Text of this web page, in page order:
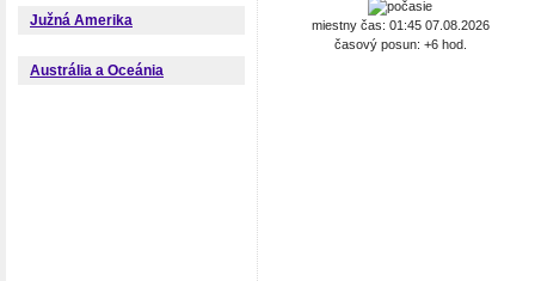
Južná Amerika
Austrália a Oceánia
miestny čas: 01:45 07.08.2026
časový posun: +6 hod.